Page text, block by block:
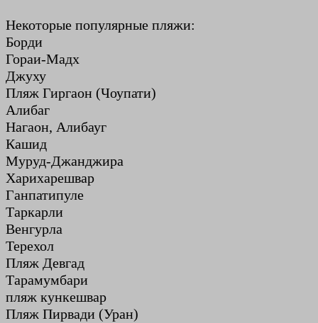
Некоторые популярные пляжи:
Борди
Гораи-Мадх
Джуху
Пляж Гиргаон (Чоупати)
Алибаг
Нагаон, Алибауг
Кашид
Муруд-Джанджира
Харихарешвар
Ганпатипуле
Таркарли
Венгурла
Терехол
Пляж Девгад
Тарамумбари
пляж кункешвар
Пляж Пирвади (Уран)